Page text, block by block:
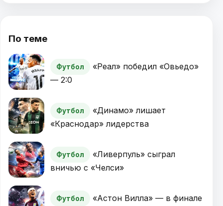
По теме
Футбол
«Реал» победил «Овьедо»
— 2:0
Футбол
«Динамо» лишает
«Краснодар» лидерства
Футбол
«Ливерпуль» сыграл
вничью с «Челси»
Футбол
«Астон Вилла» — в финале